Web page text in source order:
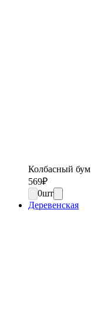
Колбасный бум
569₽
0шт
Деревенская